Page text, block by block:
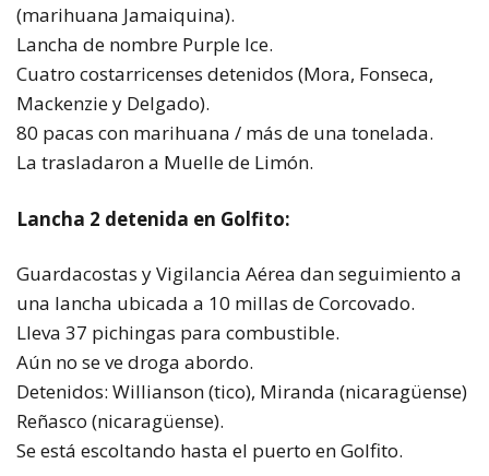
(marihuana Jamaiquina).
Lancha de nombre Purple Ice.
Cuatro costarricenses detenidos (Mora, Fonseca,
Mackenzie y Delgado).
80 pacas con marihuana / más de una tonelada.
La trasladaron a Muelle de Limón.
Lancha 2 detenida en Golfito:
Guardacostas y Vigilancia Aérea dan seguimiento a
una lancha ubicada a 10 millas de Corcovado.
Lleva 37 pichingas para combustible.
Aún no se ve droga abordo.
Detenidos: Willianson (tico), Miranda (nicaragüense)
Reñasco (nicaragüense).
Se está escoltando hasta el puerto en Golfito.